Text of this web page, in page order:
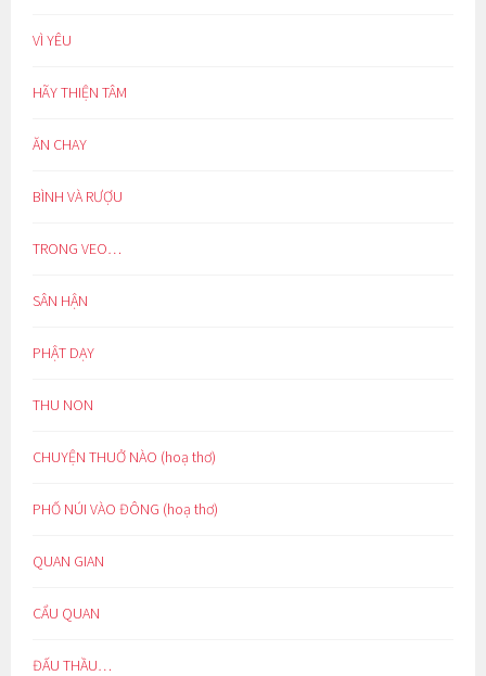
VÌ YÊU
HÃY THIỆN TÂM
ĂN CHAY
BÌNH VÀ RƯỢU
TRONG VEO…
SÂN HẬN
PHẬT DẠY
THU NON
CHUYỆN THUỞ NÀO (hoạ thơ)
PHỐ NÚI VÀO ĐÔNG (hoạ thơ)
QUAN GIAN
CẨU QUAN
ĐẤU THẦU…